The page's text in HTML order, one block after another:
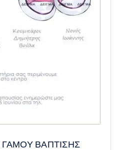
ΒΑΠΤΙΣΗΣ